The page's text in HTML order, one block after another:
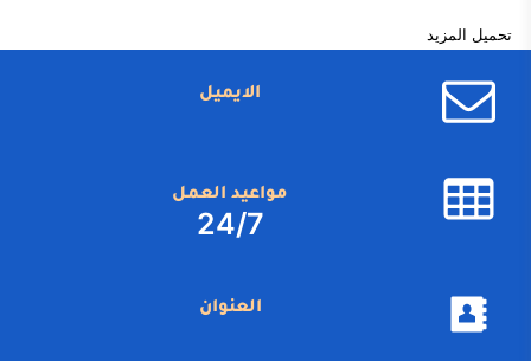
تحميل المزيد
الايميل
مواعيد العمل
24/7
العنوان